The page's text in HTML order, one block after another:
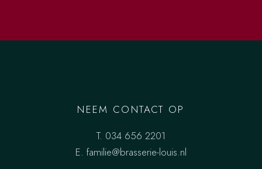
NEEM CONTACT OP
T. 034 656 2201
E. familie@brasserie-louis.nl